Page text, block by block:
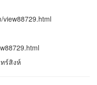
ร์สิงห์